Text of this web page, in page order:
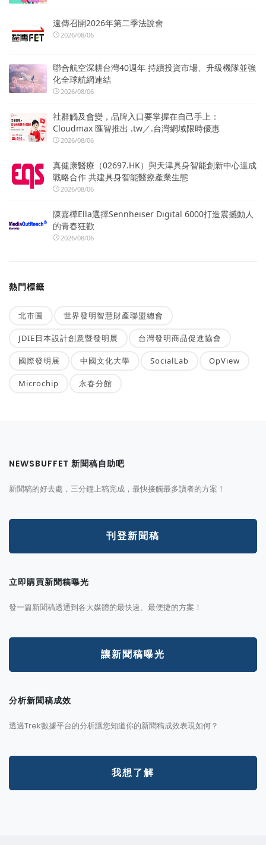
遠傳召開2026年第二季法說會
2026/08/06
聯合航空深耕台灣40週年 持續投資市場、升級機隊並強
化全球航網連結
2026/08/06
社群觸及會變，品牌入口要掌握在自己手上：
Cloudmax 匯智推出 .tw／.台灣網域限時優惠
2026/08/06
真健康醫療（02697.HK）與天津具身智能創新中心達成
戰略合作 共建具身智能醫療產業生態
2026/08/06
陳嘉樺Ella選擇Sennheiser Digital 6000打造震撼動人
的青春狂歡
2026/08/06
熱門標籤
北市圖 世界發明智慧財產聯盟總會
JDIE日本設計創意暨發明展 台灣發明商品促進協會
國際發明展 中國文化大學 SocialLab OpView
Microchip 永春分館
NEWSBUFFET 新聞稿自助吧
新聞稿的好去處，三分鐘上稿完成，最快接觸最多讀者的方案！
刊登新聞稿
立即購買新聞稿曝光
發一篇新聞稿透通到各大媒體的最快速、最便捷的方案！
讓新聞稿曝光
分析新聞稿成效
透過Trek數據平台的分析讓您知道你的新聞稿成效表現如何？
我想了解